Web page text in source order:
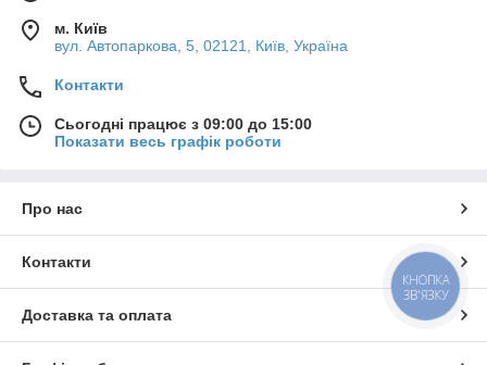
м. Київ
вул. Автопаркова, 5, 02121, Київ, Україна
Контакти
Сьогодні працює з 09:00 до 15:00
Показати весь графік роботи
Про нас
Контакти
Доставка та оплата
КНОПКА
ЗВ'ЯЗКУ